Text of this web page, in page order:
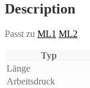
Description
Passt zu ML1 ML2
Typ
Länge
Arbeitsdruck